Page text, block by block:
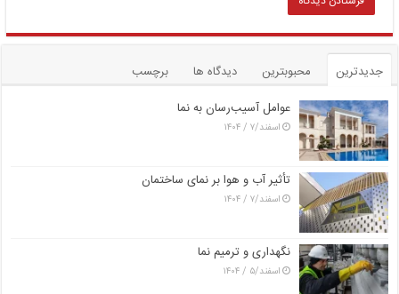
جدیدترین محبوبترین دیدگاه ها
برچسب
عوامل آسیب‌رسان به نما
اسفند/۷ / ۱۴۰۴
تأثیر آب و هوا بر نمای ساختمان
اسفند/۷ / ۱۴۰۴
نگهداری و ترمیم نما
اسفند/۵ / ۱۴۰۴